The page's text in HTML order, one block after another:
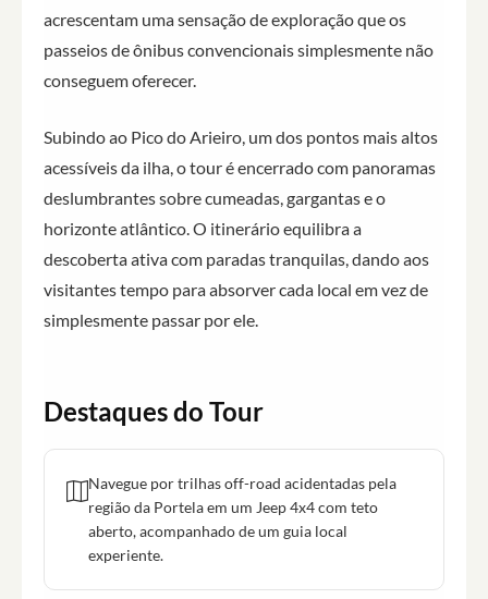
acrescentam uma sensação de exploração que os
passeios de ônibus convencionais simplesmente não
conseguem oferecer.
Subindo ao Pico do Arieiro, um dos pontos mais altos
acessíveis da ilha, o tour é encerrado com panoramas
deslumbrantes sobre cumeadas, gargantas e o
horizonte atlântico. O itinerário equilibra a
descoberta ativa com paradas tranquilas, dando aos
visitantes tempo para absorver cada local em vez de
simplesmente passar por ele.
Destaques do Tour
Navegue por trilhas off-road acidentadas pela
região da Portela em um Jeep 4x4 com teto
aberto, acompanhado de um guia local
experiente.